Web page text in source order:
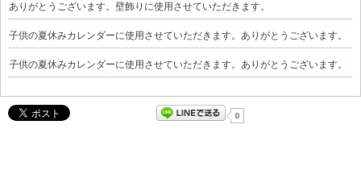
ありがとうございます。壁飾りに使用させていただきます。
子供の夏休みカレンダーに使用させていただきます。ありがとうございます。
子供の夏休みカレンダーに使用させていただきます。ありがとうございます。
0